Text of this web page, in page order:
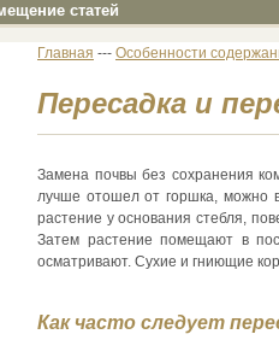
статей
Главная --- Особенности
Пересадка и
Замена почвы без сохранения
лучше отошел от горшка, можно
растение у основания стебля,
Затем растение помещают в
осматривают. Сухие и гниющие
Как часто следует